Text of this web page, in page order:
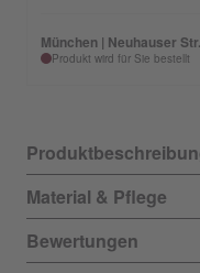
München | Neuhauser
Produkt wird für Sie bestellt
Material & Pflege
Bewertungen